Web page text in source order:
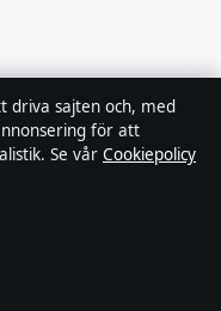
driva sajten och, med
för att
Se vår Cookiepolicy